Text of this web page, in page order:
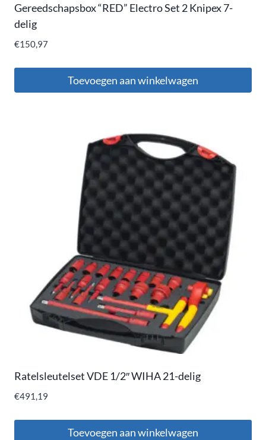
Gereedschapsbox “RED” Electro Set 2 Knipex 7-
delig
€150,97
Toevoegen aan winkelwagen
Ratelsleutelset VDE 1/2″ WIHA 21-delig
€491,19
Toevoegen aan winkelwagen